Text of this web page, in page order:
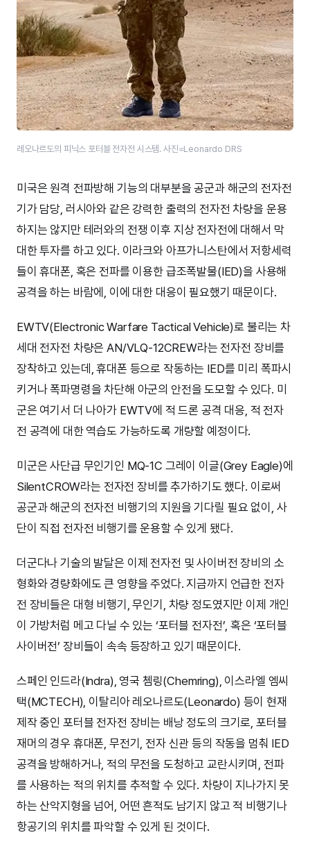
레오나르도의 피닉스 포터블 전자전 시스템. 사진=Leonardo DRS
미국은 원격 전파방해 기능의 대부분을 공군과 해군의 전자전
기가 담당, 러시아와 같은 강력한 출력의 전자전 차량을 운용
하지는 않지만 테러와의 전쟁 이후 지상 전자전에 대해서 막
대한 투자를 하고 있다. 이라크와 아프가니스탄에서 저항세력
들이 휴대폰, 혹은 전파를 이용한 급조폭발물(IED)을 사용해
공격을 하는 바람에, 이에 대한 대응이 필요했기 때문이다.
EWTV(Electronic Warfare Tactical Vehicle)로 불리는 차
세대 전자전 차량은 AN/VLQ-12CREW라는 전자전 장비를
장착하고 있는데, 휴대폰 등으로 작동하는 IED를 미리 폭파시
키거나 폭파명령을 차단해 아군의 안전을 도모할 수 있다. 미
군은 여기서 더 나아가 EWTV에 적 드론 공격 대응, 적 전자
전 공격에 대한 역습도 가능하도록 개량할 예정이다.
미군은 사단급 무인기인 MQ-1C 그레이 이글(Grey Eagle)에
SilentCROW라는 전자전 장비를 추가하기도 했다. 이로써
공군과 해군의 전자전 비행기의 지원을 기다릴 필요 없이, 사
단이 직접 전자전 비행기를 운용할 수 있게 됐다.
더군다나 기술의 발달은 이제 전자전 및 사이버전 장비의 소
형화와 경량화에도 큰 영향을 주었다. 지금까지 언급한 전자
전 장비들은 대형 비행기, 무인기, 차량 정도였지만 이제 개인
이 가방처럼 메고 다닐 수 있는 ‘포터블 전자전’, 혹은 ‘포터블
사이버전’ 장비들이 속속 등장하고 있기 때문이다.
스페인 인드라(Indra), 영국 쳄링(Chemring), 이스라엘 엠씨
택(MCTECH), 이탈리아 레오나르도(Leonardo) 등이 현재
제작 중인 포터블 전자전 장비는 배낭 정도의 크기로, 포터블
재머의 경우 휴대폰, 무전기, 전자 신관 등의 작동을 멈춰 IED
공격을 방해하거나, 적의 무전을 도청하고 교란시키며, 전파
를 사용하는 적의 위치를 추적할 수 있다. 차량이 지나가지 못
하는 산악지형을 넘어, 어떤 흔적도 남기지 않고 적 비행기나
항공기의 위치를 파악할 수 있게 된 것이다.